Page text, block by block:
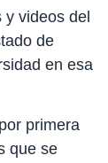
videos del
de
en esa
primera
que se